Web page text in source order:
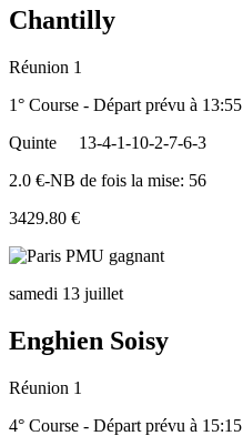
Chantilly
Réunion 1
1° Course - Départ prévu à 13:55
Quinte
13-4-1-10-2-7-6-3
2.0 €-NB de fois la mise: 56
3429.80 €
samedi 13 juillet
Enghien Soisy
Réunion 1
4° Course - Départ prévu à 15:15